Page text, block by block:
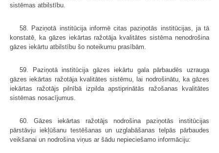
sistēmas atbilstību.
58. Paziņotā institūcija informē citas paziņotās institūcijas, ja tā
konstatē, ka gāzes iekārtas ražotāja kvalitātes sistēma nenodrošina
gāzes iekārtu atbilstību šo noteikumu prasībām.
59. Paziņotā institūcija gāzes iekārtu gala pārbaudēs uzrauga
gāzes iekārtas ražotāja kvalitātes sistēmu, lai nodrošinātu, ka gāzes
iekārtas ražotājs pilnībā izpilda apstiprinātās ražošanas kvalitātes
sistēmas nosacījumus.
60. Gāzes iekārtas ražotājs nodrošina paziņotās institūcijas
pārstāvju iekļūšanu testēšanas un uzglabāšanas telpās pārbaudes
veikšanai un nodrošina viņus ar šādu nepieciešamo informāciju: